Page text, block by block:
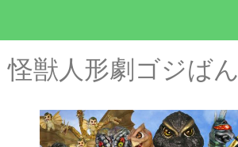
怪獣人形劇ゴジばん